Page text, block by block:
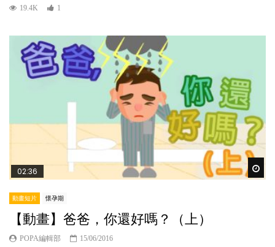
19.4K 1
02:36
動畫短片 懷孕期
【動畫】爸爸，你還好嗎？（上）
POPA編輯部 15/06/2016